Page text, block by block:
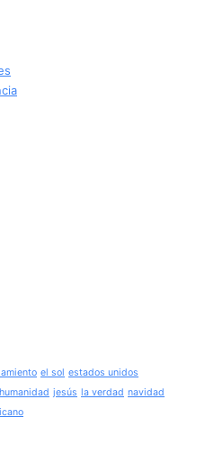
el sol estados unidos
humanidad jesús la verdad navidad